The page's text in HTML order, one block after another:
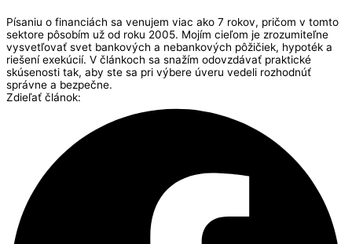
Písaniu o financiách sa venujem viac ako 7 rokov, pričom v tomto
sektore pôsobím už od roku 2005. Mojím cieľom je zrozumiteľne
vysvetľovať svet bankových a nebankových pôžičiek, hypoték a
riešení exekúcií. V článkoch sa snažím odovzdávať praktické
skúsenosti tak, aby ste sa pri výbere úveru vedeli rozhodnúť
správne a bezpečne.
Zdieľať článok: